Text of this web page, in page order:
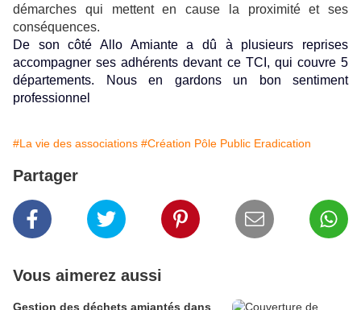
démarches qui mettent en cause la proximité et ses
conséquences.
De son côté Allo Amiante a dû à plusieurs reprises
accompagner ses adhérents devant ce TCI, qui couvre 5
départements. Nous en gardons un bon sentiment
professionnel
#La vie des associations #Création Pôle Public Eradication
Partager
Vous aimerez aussi
Gestion des déchets amiantés dans